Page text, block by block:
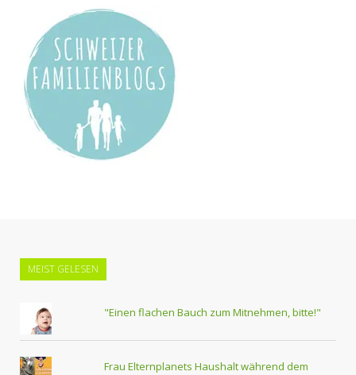
MEIST GELESEN
"Einen flachen Bauch zum Mitnehmen, bitte!"
Frau Elternplanets Haushalt während dem